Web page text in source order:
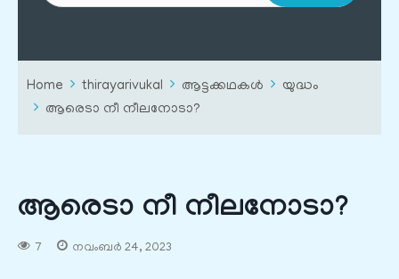
Home thirayarivukal ആട്ടക്കഥകൾ
യുദ്ധം
ആരെടാ നീ നീലനോടാ?
ആരെടാ നീ നീലനോടാ?
7 നവംബർ 24, 2023